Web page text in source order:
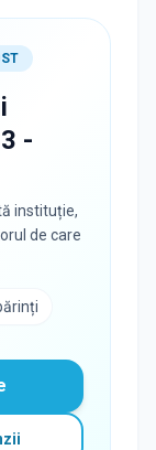
-
instituție,
de care